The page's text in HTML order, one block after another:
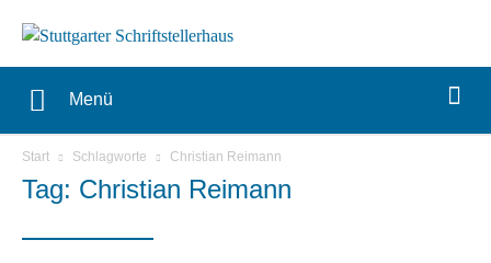
Menü
Start Schlagworte Christian Reimann
Tag: Christian Reimann